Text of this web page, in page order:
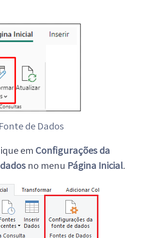
de Dados
em Configurações da
no menu Página Inicial.